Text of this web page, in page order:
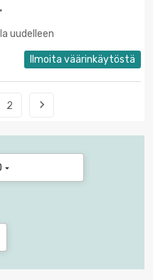
uudelleen
Ilmoita väärinkäytöstä
2 
